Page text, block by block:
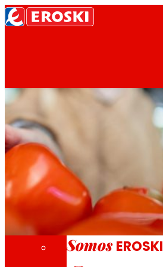
Buscar
Inicio
Quiénes somos
Somos EROSKI